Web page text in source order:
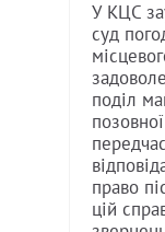
У КЦС
суд
поділ
право
цій